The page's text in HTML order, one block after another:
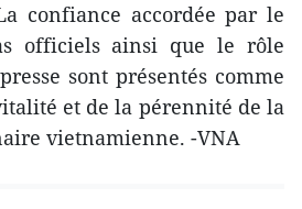
confiance accordée par le
officiels ainsi que le rôle
sont présentés comme
et de la pérennité de la
vietnamienne. -VNA